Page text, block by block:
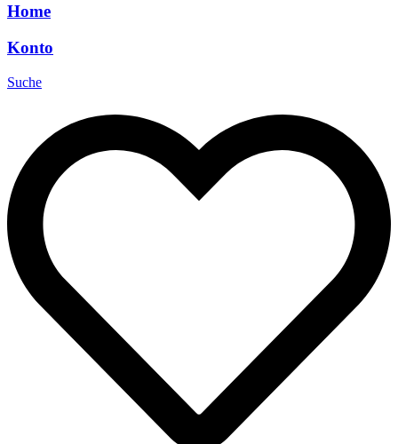
Home
Konto
Suche